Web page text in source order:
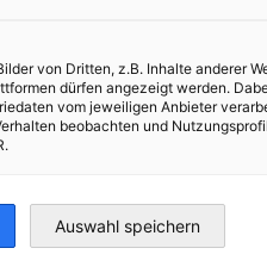
Jana
von Dritten, z.B. Inhalte anderer
dürfen angezeigt werden.
vom jeweiligen Anbieter
beobachten und
Auswahl speichern